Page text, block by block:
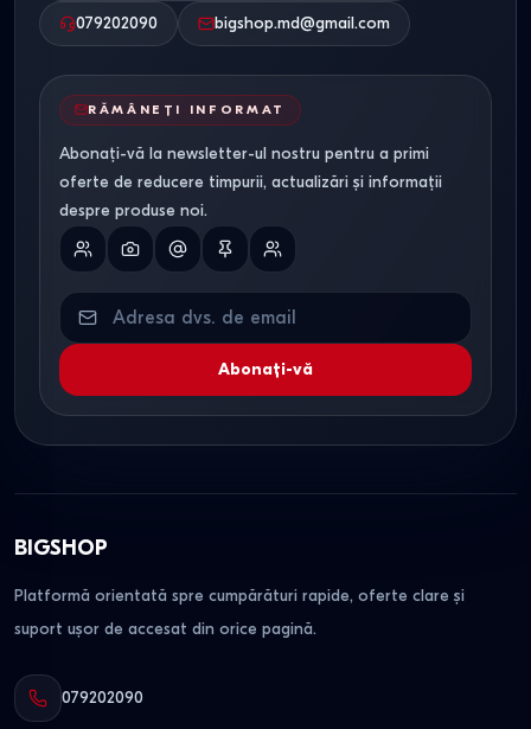
tip pat
persoane
300 kg
ranforsat
suspendat persoane kg
interior
Leagăn
din lemn
1–3
persoane
150–250 kg Lemn
Cum alegi un balansoar
pentru grădină?
- balansoar 3 locuri cu copertină.
protecție.
Construcție și siguranță
Cadru din oțel galvanizat cu protecție anticorozivă
079202090 bigshop.md@gmail.com
RĂMÂNEȚI INFORMAT
Abonați-vă la newsletter-ul nostru pentru a primi
oferte de reducere timpurii, actualizări și informații
despre produse noi.
Abonați-vă
BIGSHOP
Platformă orientată spre cumpărături rapide, oferte clare și
suport ușor de accesat din orice pagină.
079202090